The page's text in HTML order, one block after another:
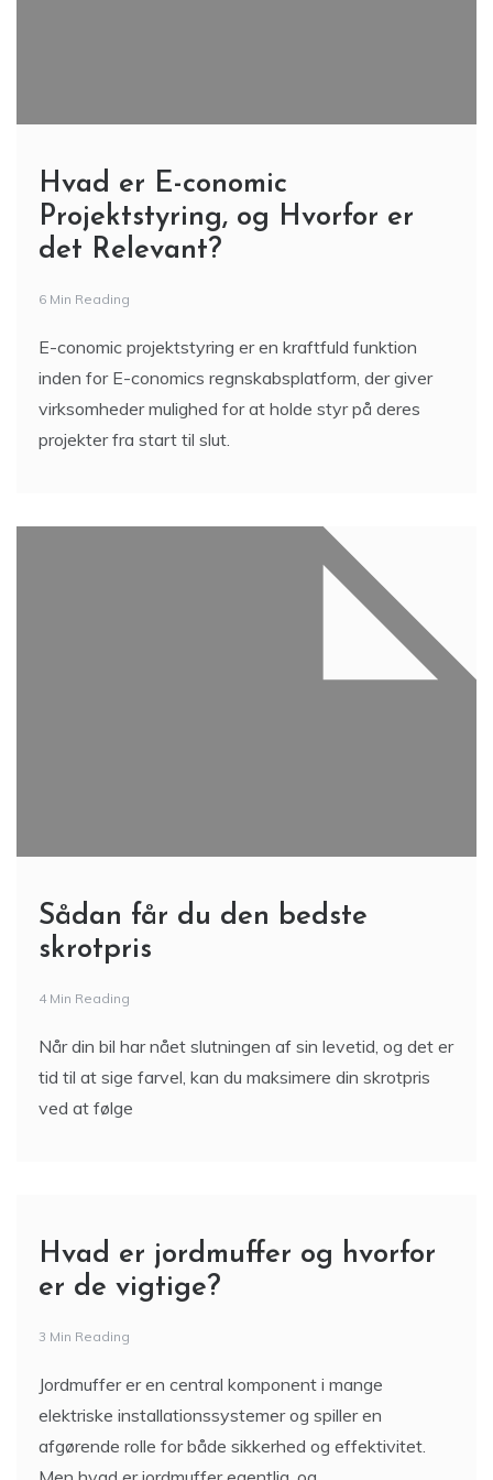
Hvad er E-conomic
Projektstyring, og Hvorfor er
det Relevant?
6 Min Reading
E-conomic projektstyring er en kraftfuld funktion
inden for E-conomics regnskabsplatform, der giver
virksomheder mulighed for at holde styr på deres
projekter fra start til slut.
Sådan får du den bedste
skrotpris
4 Min Reading
Når din bil har nået slutningen af sin levetid, og det er
tid til at sige farvel, kan du maksimere din skrotpris
ved at følge
Hvad er jordmuffer og hvorfor
er de vigtige?
3 Min Reading
Jordmuffer er en central komponent i mange
elektriske installationssystemer og spiller en
afgørende rolle for både sikkerhed og effektivitet.